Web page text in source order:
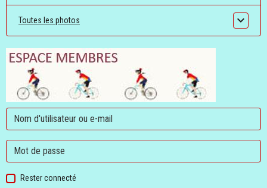
Toutes les photos
Rester connecté